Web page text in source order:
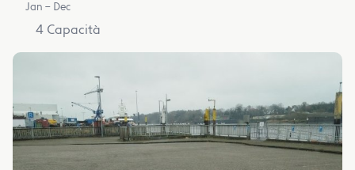
Jan – Dec
4 Capacità